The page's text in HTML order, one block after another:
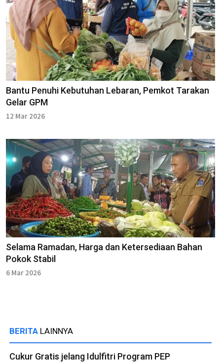
Bantu Penuhi Kebutuhan Lebaran, Pemkot Tarakan
Gelar GPM
12 Mar 2026
Selama Ramadan, Harga dan Ketersediaan Bahan
Pokok Stabil
6 Mar 2026
BERITA LAINNYA
Cukur Gratis jelang Idulfitri Program PEP